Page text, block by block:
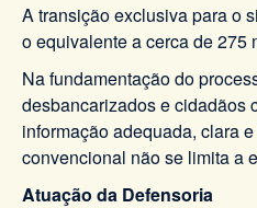
A transição exclusiva para o
o equivalente a cerca de
Na fundamentação do
desbancarizados e cidadãos
informação adequada, clara
convencional não se limita a
Atuação da Defensoria